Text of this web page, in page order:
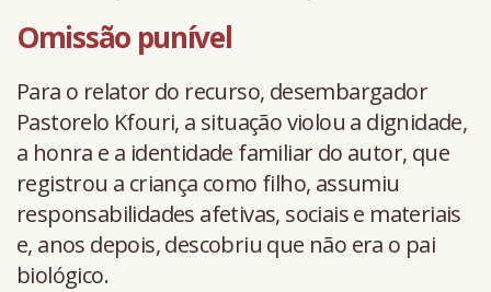
Omissão punível
Para o relator do recurso, desembargador
Pastorelo Kfouri, a situação violou a dignidade,
a honra e a identidade familiar do autor, que
registrou a criança como filho, assumiu
responsabilidades afetivas, sociais e materiais
e, anos depois, descobriu que não era o pai
biológico.